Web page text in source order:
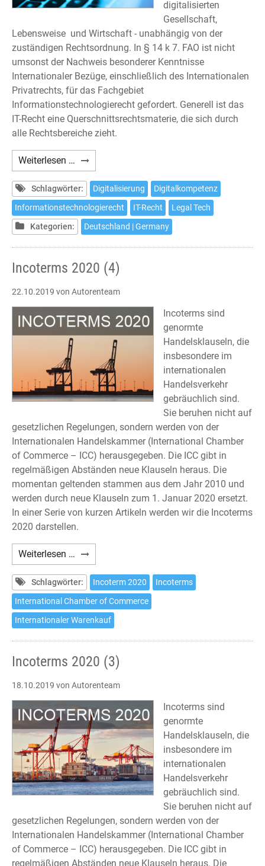
digitalisierten
Gesellschaft,
Lebensweise und Wirtschaft - unabhängig von der
zuständigen Rechtsordnung. In § 14 k 7. FAO ist nicht
umsonst der Nachweis besonderer Kenntnisse
Internationaler Bezüge, einschließlich des Internationalen
Privatrechts, für das Fachgebiet
Informationstechnologierecht gefordert. Generell ist das
IT-Recht eine Querschnittsrechtsmaterie, die sich durch
alle Rechtsbereiche zieht.
Weiterlesen … IT-
und
Datenschutzrecht
Schlagwörter: Digitalisierung
Digitalkompetenz
Informationstechnologierecht
IT-Recht
Legal Tech
Kategorien:
Deutschland | Germany
Incoterms 2020 (4)
22.10.2019 von Autorenteam
Incoterms sind
genormte
Handelsklauseln, die
insbesondere im
internationalen
Handelsverkehr
gebräuchlich sind.
Sie beruhen nicht auf
gesetzlichen Regelungen, sondern werden von der
Internationalen Handelskammer (International Chamber
of Commerce – ICC) herausgegeben. Die ICC gibt in
regelmäßigen Abständen neue Klauseln heraus. Die
momentan geltenden stammen aus dem Jahr 2010 und
werden durch neue Klauseln zum 1. Januar 2020 ersetzt.
In einer Serie von kurzen Artikeln werden wir die Incoterms
2020 darstellen.
Weiterlesen … Incoterms
2020
(4)
Schlagwörter: Incoterm 2020
Incoterms
International Chamber of Commerce
Internationaler Warenkauf
Incoterms 2020 (3)
18.10.2019 von Autorenteam
Incoterms sind
genormte
Handelsklauseln, die
insbesondere im
internationalen
Handelsverkehr
gebräuchlich sind.
Sie beruhen nicht auf
gesetzlichen Regelungen, sondern werden von der
Internationalen Handelskammer (International Chamber
of Commerce – ICC) herausgegeben. Die ICC gibt in
regelmäßigen Abständen neue Klauseln heraus. Die